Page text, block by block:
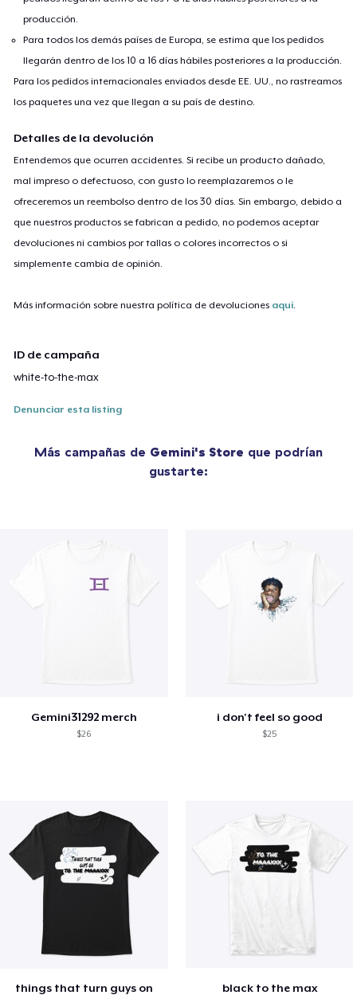
producción.
Para todos los demás países de Europa, se estima que los pedidos
llegarán dentro de los 10 a 16 días hábiles posteriores a la producción.
Para los pedidos internacionales enviados desde EE. UU., no rastreamos
los paquetes una vez que llegan a su país de destino.
Detalles de la devolución
Entendemos que ocurren accidentes. Si recibe un producto dañado,
mal impreso o defectuoso, con gusto lo reemplazaremos o le
ofreceremos un reembolso dentro de los 30 días. Sin embargo, debido a
que nuestros productos se fabrican a pedido, no podemos aceptar
devoluciones ni cambios por tallas o colores incorrectos o si
simplemente cambia de opinión.
Más información sobre nuestra política de devoluciones aquí
ID de campaña
white-to-the-max
Denunciar esta listing
Más campañas de Gemini's Store que podrían
gustarte:
Gemini31292 merch
$26
i don't feel so good
$25
things that turn guys on black to the max